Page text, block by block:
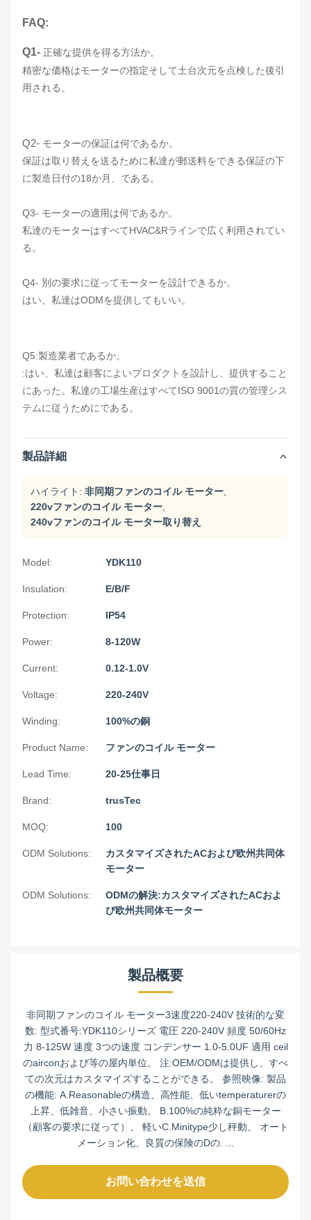
FAQ:
Q1- 正確な提供を得る方法か。
精密な価格はモーターの指定そして土台次元を点検した後引
用される。
Q2- モーターの保証は何であるか。
保証は取り替えを送るために私達が郵送料をできる保証の下
に製造日付の18か月、である。
Q3- モーターの適用は何であるか。
私達のモーターはすべてHVAC&Rラインで広く利用されてい
る。
Q4- 別の要求に従ってモーターを設計できるか。
はい、私達はODMを提供してもいい。
Q5:製造業者であるか。
:はい、私達は顧客によいプロダクトを設計し、提供すること
にあった。私達の工場生産はすべてISO 9001の質の管理シス
テムに従うためにである。
製品詳細
ハイライト: 非同期ファンのコイル モーター
220vファンのコイル モーター
240vファンのコイル モーター取り替え
Model: YDK110
Insulation: E/B/F
Protection: IP54
Power: 8-120W
Current: 0.12-1.0V
Voltage: 220-240V
Winding: 100%の銅
Product Name: ファンのコイル モーター
Lead Time: 20-25仕事日
Brand: trusTec
MOQ: 100
ODM Solutions:
カスタマイズされたACおよび欧州共同体
モーター
ODM Solutions:
ODMの解決:カスタマイズされたACおよ
び欧州共同体モーター
製品概要
非同期ファンのコイル モーター3速度220-240V 技術的な変
数: 型式番号:YDK110シリーズ 電圧 220-240V 頻度 50/60Hz
力 8-125W 速度 3つの速度 コンデンサー 1.0-5.0UF 適用 ceil
のairconおよび等の屋内単位。 注:OEM/ODMは提供し、すべ
ての次元はカスタマイズすることができる。 参照映像: 製品
の機能: A.Reasonableの構造、高性能、低いtemperaturerの
上昇、低雑音、小さい振動。 B.100%の純粋な銅モーター
（顧客の要求に従って）、 軽いC.Minitype少し秤動。 オート
メーション化、良質の保険のDの. ...
お問い合わせを送信